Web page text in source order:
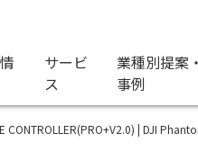
サービ
ス
業種別提案・
事例
CONTROLLER(PRO+V2.0) | DJI